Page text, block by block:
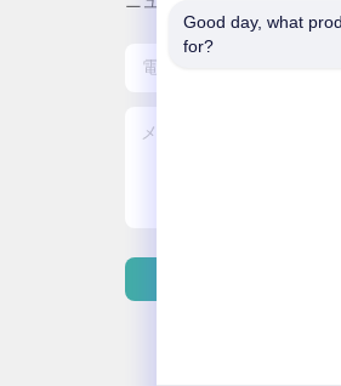
Good day, what
for?